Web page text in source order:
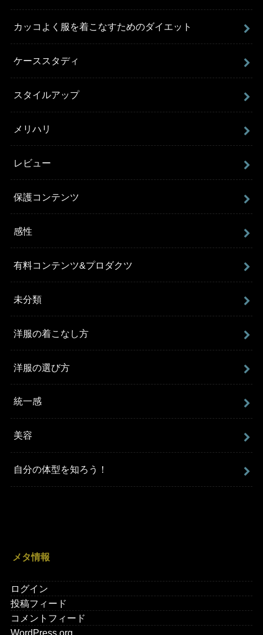
カッコよく服を着こなすためのダイエット
ケーススタディ
スタイルアップ
メリハリ
レビュー
保護コンテンツ
感性
有料コンテンツ&プロダクツ
未分類
洋服の着こなし方
洋服の選び方
統一感
美容
自分の体型を知ろう！
メタ情報
ログイン
投稿フィード
コメントフィード
WordPress.org